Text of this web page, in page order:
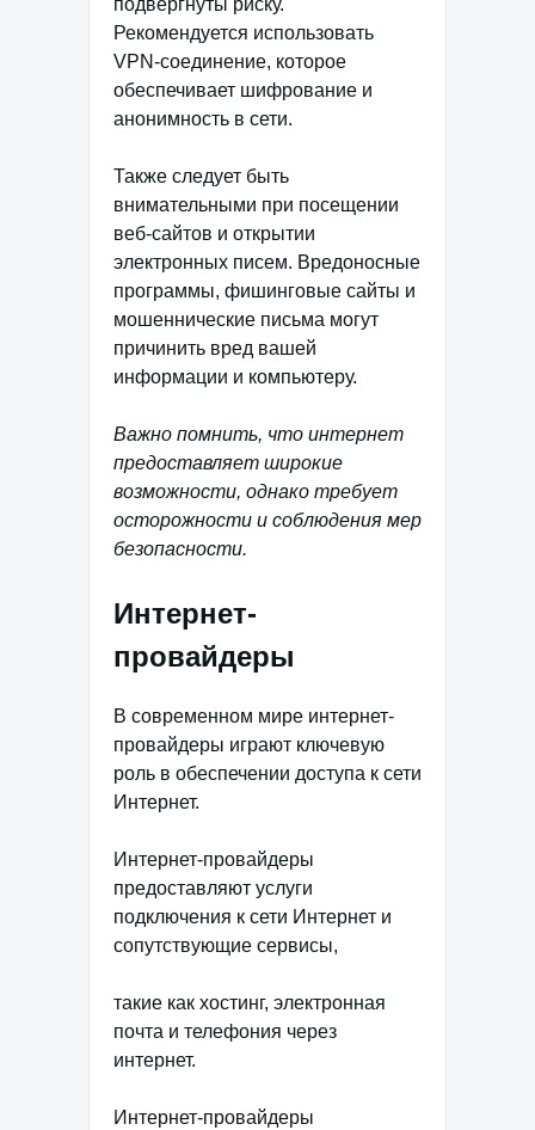
подвергнуты риску.
Рекомендуется использовать
VPN-соединение, которое
обеспечивает шифрование и
анонимность в сети.
Также следует быть
внимательными при посещении
веб-сайтов и открытии
электронных писем. Вредоносные
программы, фишинговые сайты и
мошеннические письма могут
причинить вред вашей
информации и компьютеру.
Важно помнить, что интернет
предоставляет широкие
возможности, однако требует
осторожности и соблюдения мер
безопасности.
Интернет-
провайдеры
В современном мире интернет-
провайдеры играют ключевую
роль в обеспечении доступа к сети
Интернет.
Интернет-провайдеры
предоставляют услуги
подключения к сети Интернет и
сопутствующие сервисы,
такие как хостинг, электронная
почта и телефония через
интернет.
Интернет-провайдеры